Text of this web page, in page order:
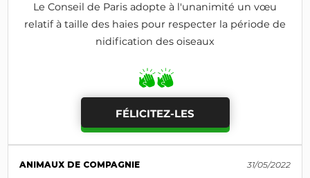
Le Conseil de Paris adopte à l'unanimité un vœu
relatif à taille des haies pour respecter la période de
nidification des oiseaux
FÉLICITEZ-LES
ANIMAUX DE COMPAGNIE 31/05/2022